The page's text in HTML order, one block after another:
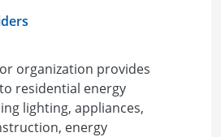
organization provides
residential energy
lighting, appliances,
energy